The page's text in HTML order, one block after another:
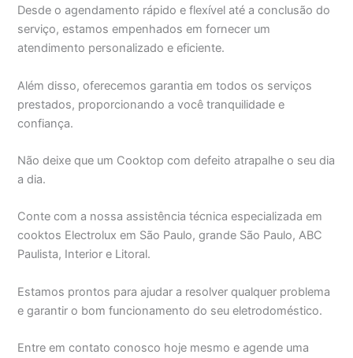
Desde o agendamento rápido e flexível até a conclusão do
serviço, estamos empenhados em fornecer um
atendimento personalizado e eficiente.
Além disso, oferecemos garantia em todos os serviços
prestados, proporcionando a você tranquilidade e
confiança.
Não deixe que um Cooktop com defeito atrapalhe o seu dia
a dia.
Conte com a nossa assistência técnica especializada em
cooktos Electrolux em São Paulo, grande São Paulo, ABC
Paulista, Interior e Litoral.
Estamos prontos para ajudar a resolver qualquer problema
e garantir o bom funcionamento do seu eletrodoméstico.
Entre em contato conosco hoje mesmo e agende uma